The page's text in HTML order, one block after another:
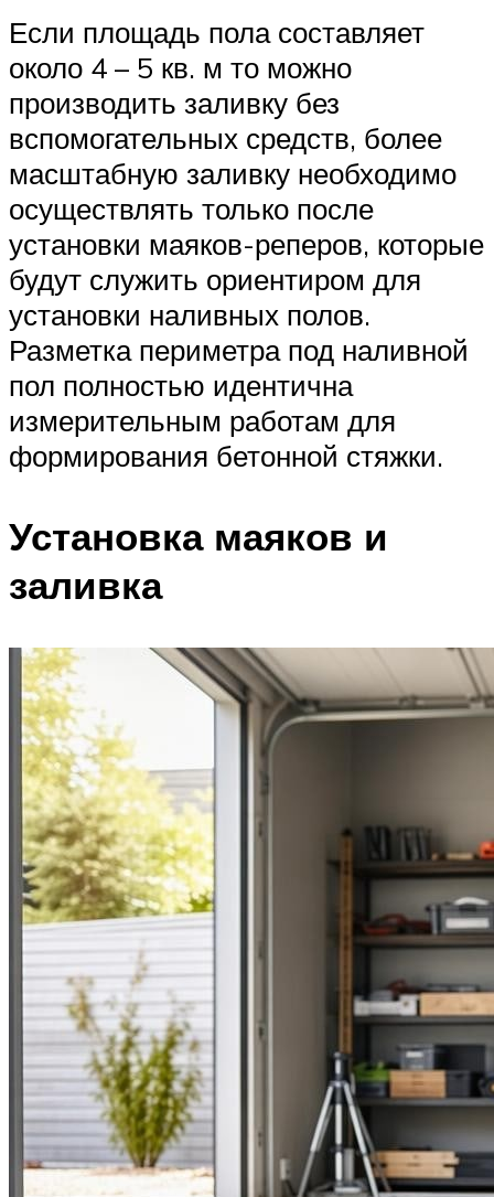
Если площадь пола составляет
около 4 – 5 кв. м то можно
производить заливку без
вспомогательных средств, более
масштабную заливку необходимо
осуществлять только после
установки маяков-реперов, которые
будут служить ориентиром для
установки наливных полов.
Разметка периметра под наливной
пол полностью идентична
измерительным работам для
формирования бетонной стяжки.
Установка маяков и
заливка